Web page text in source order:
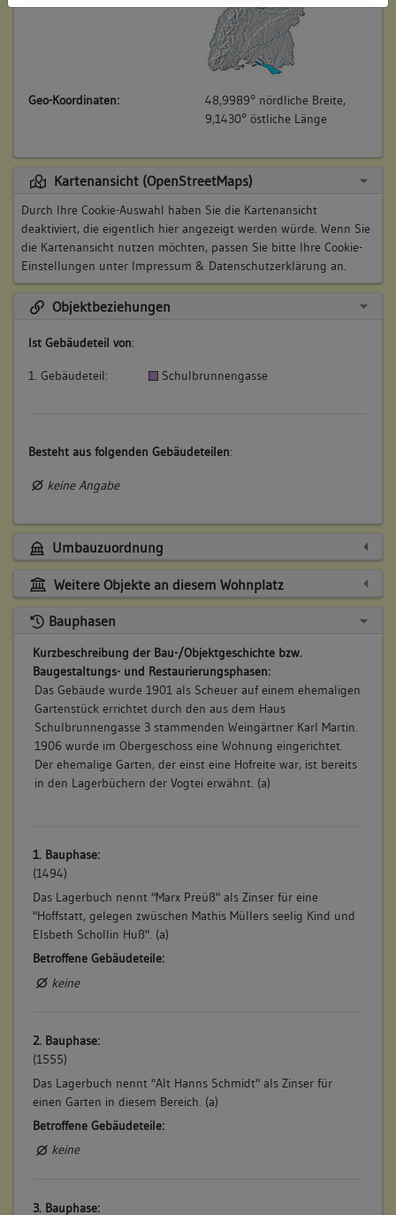
Geo-Koordinaten:
48,9989° nördliche Breite,
9,1430° östliche Länge
Kartenansicht (OpenStreetMaps)
Durch Ihre Cookie-Auswahl haben Sie die Kartenansicht
deaktiviert, die eigentlich hier angezeigt werden würde. Wenn Sie
die Kartenansicht nutzen möchten, passen Sie bitte Ihre Cookie-
Einstellungen unter Impressum & Datenschutzerklärung an.
Objektbeziehungen
Ist Gebäudeteil von:
1. Gebäudeteil: Schulbrunnengasse
Besteht aus folgenden Gebäudeteilen:
keine Angabe
Umbauzuordnung
Weitere Objekte an diesem Wohnplatz
Bauphasen
Kurzbeschreibung der Bau-/Objektgeschichte bzw.
Baugestaltungs- und Restaurierungsphasen:
Das Gebäude wurde 1901 als Scheuer auf einem ehemaligen
Gartenstück errichtet durch den aus dem Haus
Schulbrunnengasse 3 stammenden Weingärtner Karl Martin.
1906 wurde im Obergeschoss eine Wohnung eingerichtet.
Der ehemalige Garten, der einst eine Hofreite war, ist bereits
in den Lagerbüchern der Vogtei erwähnt. (a)
1. Bauphase:
(1494)
Das Lagerbuch nennt "Marx Preüß" als Zinser für eine
"Hoffstatt, gelegen zwüschen Mathis Müllers seelig Kind und
Elsbeth Schollin Huß". (a)
Betroffene Gebäudeteile:
keine
2. Bauphase:
(1555)
Das Lagerbuch nennt "Alt Hanns Schmidt" als Zinser für
einen Garten in diesem Bereich. (a)
Betroffene Gebäudeteile:
keine
3. Bauphase: